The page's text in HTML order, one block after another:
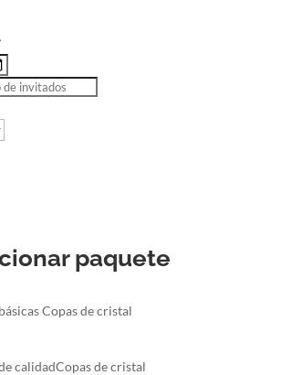
paquete
Copas de cristal
calidadCopas de cristal